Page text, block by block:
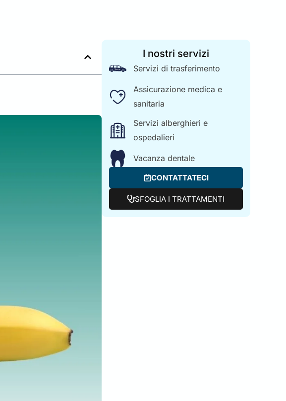
I nostri servizi
Servizi di trasferimento
Assicurazione medica e
sanitaria
Servizi alberghieri e
ospedalieri
Vacanza dentale
CONTATTATECI
SFOGLIA I TRATTAMENTI